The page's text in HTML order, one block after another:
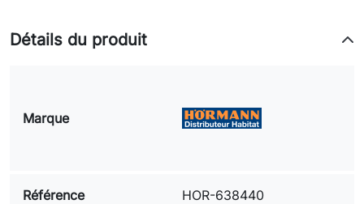
Détails du produit
Marque
Référence HOR-638440